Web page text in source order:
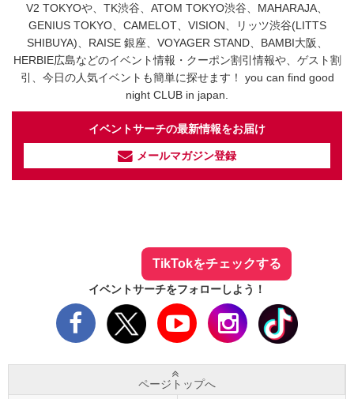
V2 TOKYOや、TK渋谷、ATOM TOKYO渋谷、MAHARAJA、
GENIUS TOKYO、CAMELOT、VISION、リッツ渋谷(LITTS
SHIBUYA)、RAISE 銀座、VOYAGER STAND、BAMBI大阪、
HERBIE広島などのイベント情報・クーポン割引情報や、ゲスト割
引、今日の人気イベントも簡単に探せます！ you can find good
night CLUB in japan.
イベントサーチの最新情報をお届け
メールマガジン登録
TikTokをチェックする
イベントサーチをフォローしよう！
ページトップへ